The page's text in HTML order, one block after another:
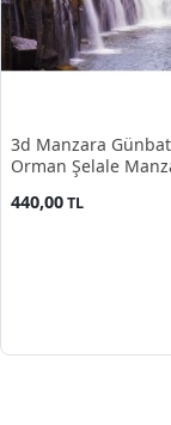
3d Manzara
Orman Şelale
440,00TL